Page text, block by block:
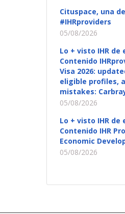
Cituspace, una
#IHRproviders
05/08/2026
Lo + visto IHR de
Contenido
Visa 2026:
eligible profiles,
mistakes:
05/08/2026
Lo + visto IHR de
Contenido IHR
Economic
05/08/2026